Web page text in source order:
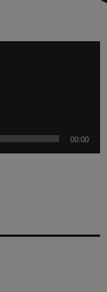
00:00